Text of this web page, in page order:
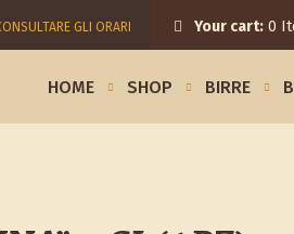
Your cart: 0
GLI ORARI
HOME SHOP BIRRE